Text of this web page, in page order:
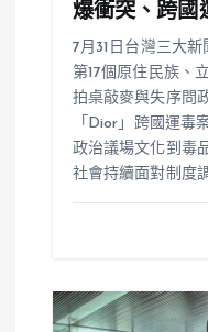
爆衝突、跨國
7月31日台灣三大
第17個原住民族、
拍桌敲麥與失序問
「Dior」跨國運毒
政治議場文化到毒
社會持續面對制度